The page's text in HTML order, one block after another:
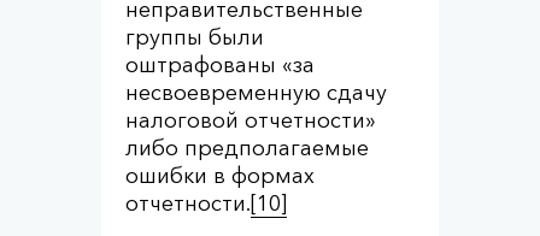
неправительственные
группы были
оштрафованы «за
несвоевременную сдачу
налоговой отчетности»
либо предполагаемые
ошибки в формах
отчетности.[10]